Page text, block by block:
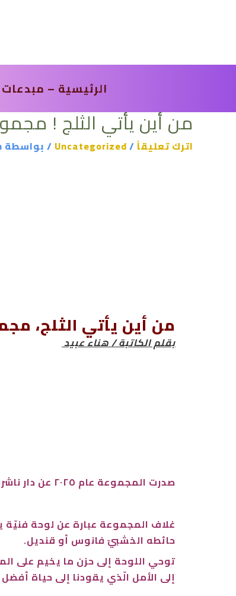
الرئيسية –
من أين يأتي الثلج !
اترك تعليقاً/
Uncategorized / بواسطة
من أين يأتي الثلج،
بقلم الكاتبة / هناء عبيد
صدرت المجموعة عام ٢٠٢٥ عن دار ناشرون وموزعون في الأردن بإدارة الدكتور باسم الزعبي وتقع في ٩٦ صفحة من الحجم المتوسط.
غلاف المجموعة عبارة عن لوحة فنيّة
حائطه الخشبيّ فانوس أو قنديل.
توحي اللوحة إلى حزن ما يخيم على
إلى الأمل الّذي يقودنا إلى حياة